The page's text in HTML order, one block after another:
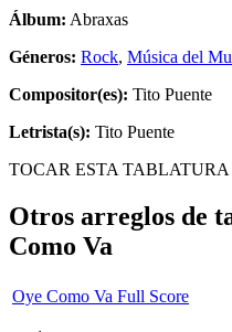
Álbum: Abraxas
Géneros: Rock, Música del
Compositor(es): Tito Puente
Letrista(s): Tito Puente
TOCAR ESTA TABLATURA
Otros arreglos de
Como Va
Oye Como Va Full Score